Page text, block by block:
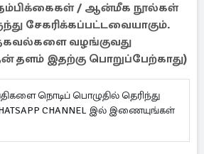
/ ஆன்மீக நூல்கள்
சேகரிக்கப்பட்டவையாகும்.
வழங்குவது
தளம் இதற்கு பொறுப்பேற்காது)
நொடிப் பொழுதில் தெரிந்து
CHANNEL இல் இணையுங்கள்